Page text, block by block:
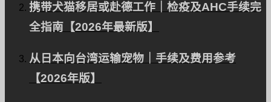
携带犬猫移居或赴德工作｜检疫及AHC手续完
全指南【2026年最新版】
从日本向台湾运输宠物｜手续及费用参考
【2026年版】
从日本到德国，带着两只
爱猫（DSH（短毛家